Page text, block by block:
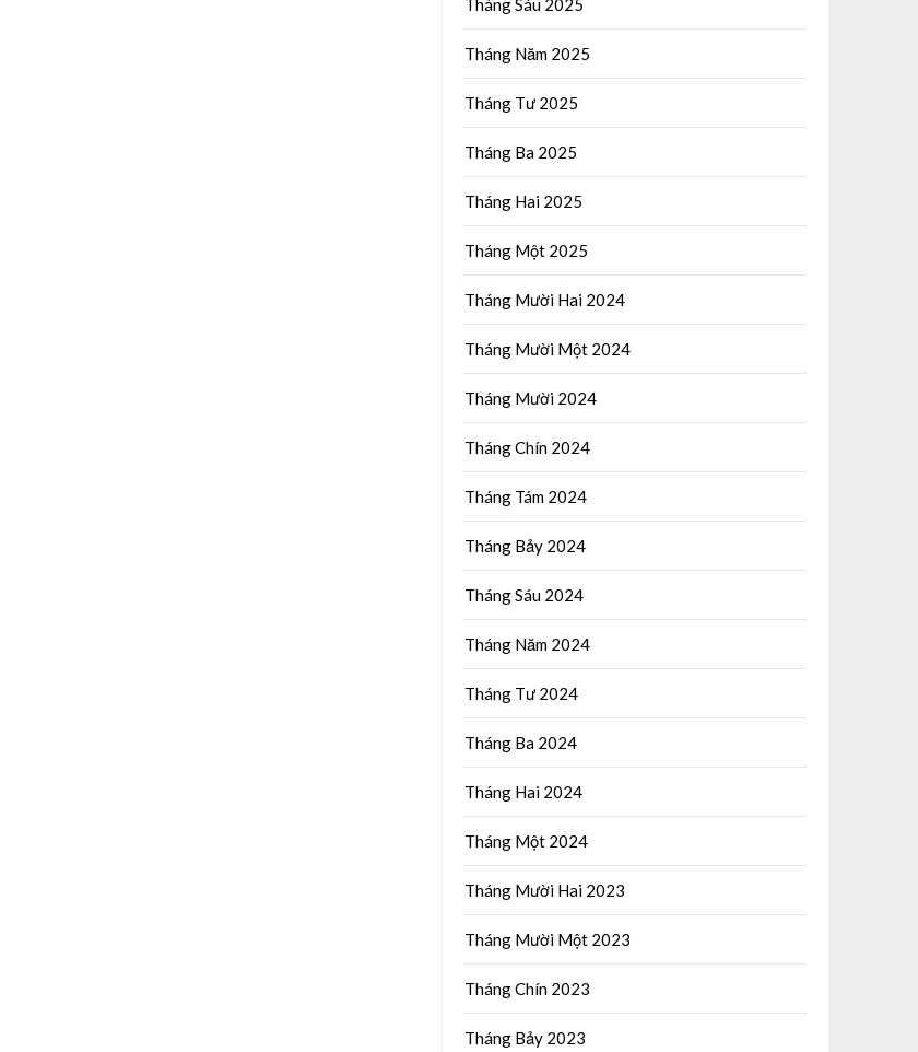
Tháng Sáu 2025
Tháng Năm 2025
Tháng Tư 2025
Tháng Ba 2025
Tháng Hai 2025
Tháng Một 2025
Tháng Mười Hai 2024
Tháng Mười Một 2024
Tháng Mười 2024
Tháng Chín 2024
Tháng Tám 2024
Tháng Bảy 2024
Tháng Sáu 2024
Tháng Năm 2024
Tháng Tư 2024
Tháng Ba 2024
Tháng Hai 2024
Tháng Một 2024
Tháng Mười Hai 2023
Tháng Mười Một 2023
Tháng Chín 2023
Tháng Bảy 2023